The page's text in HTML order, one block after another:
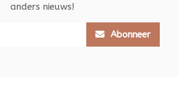
anders nieuws!
Abonneer